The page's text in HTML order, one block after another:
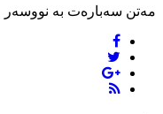
مەتن سەبارەت بە نووسەر